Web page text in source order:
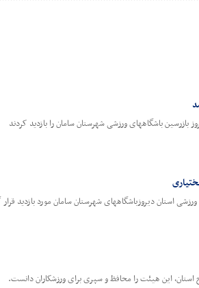
باشگاههای ورزشی شهرستان سامان را بازدید کردند
استان دیروزباشگاههای شهرستان سامان مورد بازدید قرار
این هیئت را محافظ و سپری برای ورزشکاران دانست.